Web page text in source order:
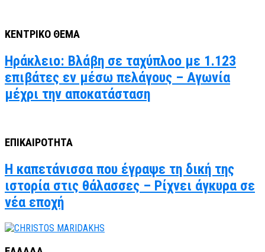
ΚΕΝΤΡΙΚΟ ΘΕΜΑ
Ηράκλειο: Βλάβη σε ταχύπλοο με 1.123
επιβάτες εν μέσω πελάγους – Αγωνία
μέχρι την αποκατάσταση
ΕΠΙΚΑΙΡΟΤΗΤΑ
Η καπετάνισσα που έγραψε τη δική της
ιστορία στις θάλασσες – Ρίχνει άγκυρα σε
νέα εποχή